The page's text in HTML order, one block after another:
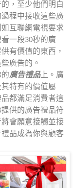
，至少他們明白
程中接收這些廣
互聯網電視要求
一段30秒的廣
有價值的東西，
廣告的。
廣告禮品上。廣
特有的價值屬
都滿足消費者這
供的廣告禮品符
會願意接觸並接
品成為你與顧客